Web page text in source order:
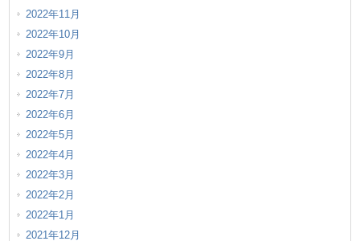
2022年11月
2022年10月
2022年9月
2022年8月
2022年7月
2022年6月
2022年5月
2022年4月
2022年3月
2022年2月
2022年1月
2021年12月